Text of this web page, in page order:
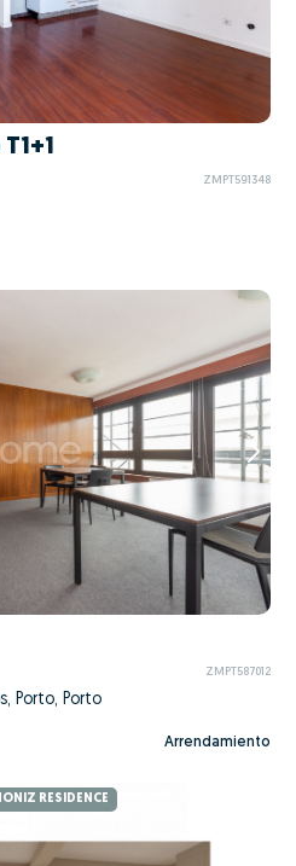
ZMPT591348
ZMPT587012
Porto, Porto
Arrendamiento
RESIDENCE